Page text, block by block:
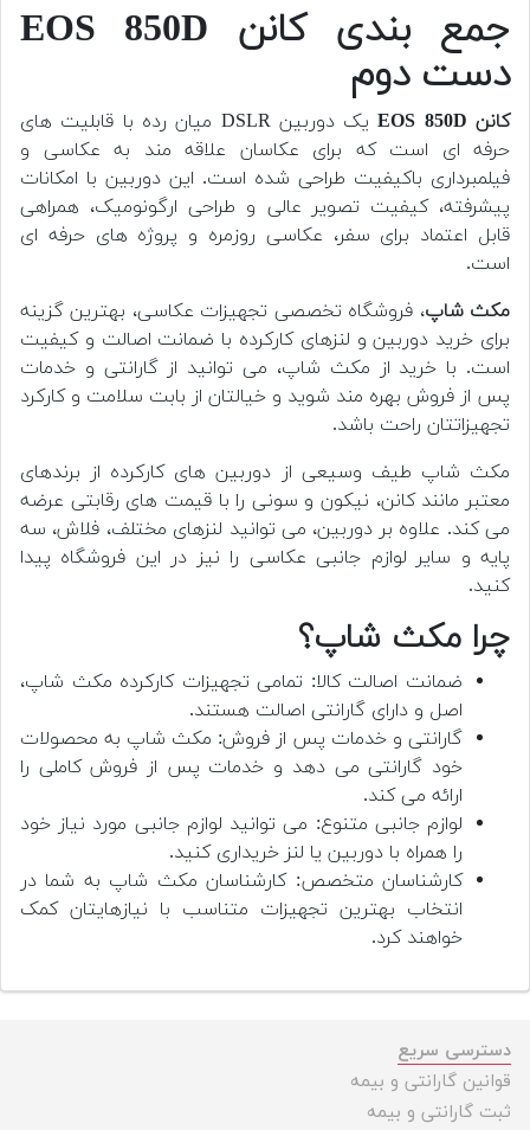
جمع بندی کانن EOS 850D
دست دوم
کانن EOS 850D
یک دوربین DSLR میان رده با قابلیت های
حرفه ای است که برای عکاسان علاقه مند به عکاسی و
فیلمبرداری باکیفیت طراحی شده است. این دوربین با امکانات
پیشرفته، کیفیت تصویر عالی و طراحی ارگونومیک، همراهی
قابل اعتماد برای سفر، عکاسی روزمره و پروژه های حرفه ای
است.
مکث شاپ، فروشگاه تخصصی تجهیزات عکاسی، بهترین گزینه
برای خرید دوربین و لنزهای کارکرده با ضمانت اصالت و کیفیت
است. با خرید از مکث شاپ، می توانید از گارانتی و خدمات
پس از فروش بهره مند شوید و خیالتان از بابت سلامت و کارکرد
تجهیزاتتان راحت باشد.
مکث شاپ طیف وسیعی از دوربین های کارکرده از برندهای
معتبر مانند کانن، نیکون و سونی را با قیمت های رقابتی عرضه
می کند. علاوه بر دوربین، می توانید لنزهای مختلف، فلاش، سه
پایه و سایر لوازم جانبی عکاسی را نیز در این فروشگاه پیدا
کنید.
چرا مکث شاپ؟
ضمانت اصالت کالا: تمامی تجهیزات کارکرده مکث شاپ،
اصل و دارای گارانتی اصالت هستند.
گارانتی و خدمات پس از فروش: مکث شاپ به محصولات
خود گارانتی می دهد و خدمات پس از فروش کاملی را
ارائه می کند.
لوازم جانبی متنوع: می توانید لوازم جانبی مورد نیاز خود
را همراه با دوربین یا لنز خریداری کنید.
کارشناسان متخصص: کارشناسان مکث شاپ به شما در
انتخاب بهترین تجهیزات متناسب با نیازهایتان کمک
خواهند کرد.
دسترسی سریع
قوانین گارانتی و بیمه
ثبت گارانتی و بیمه